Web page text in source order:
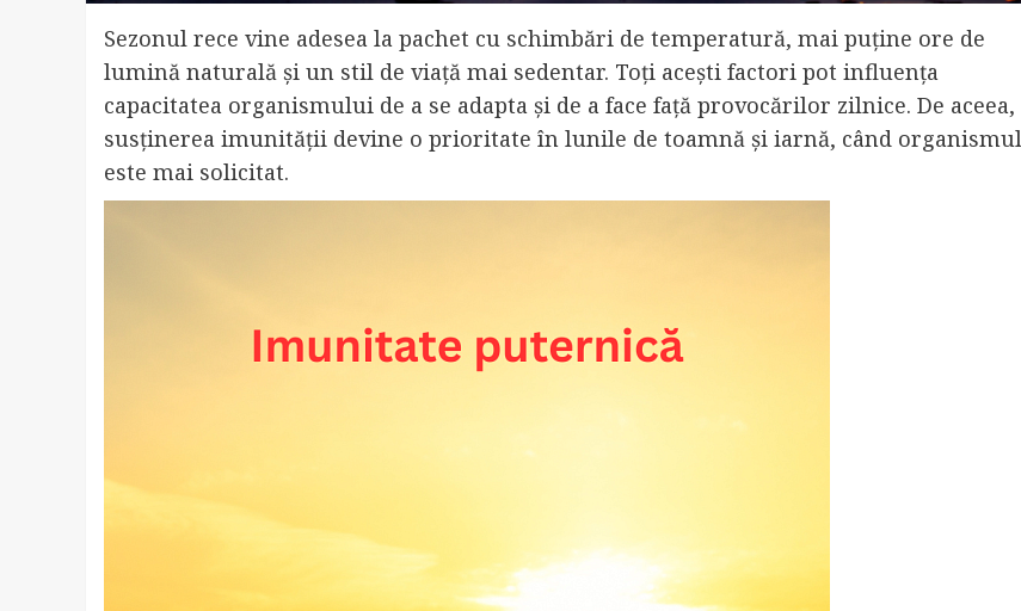
Sezonul rece vine adesea la pachet cu schimbări de temperatură, mai puține ore de
lumină naturală și un stil de viață mai sedentar. Toți acești factori pot influența
capacitatea organismului de a se adapta și de a face față provocărilor zilnice. De aceea,
susținerea imunității devine o prioritate în lunile de toamnă și iarnă, când organismul
este mai solicitat.